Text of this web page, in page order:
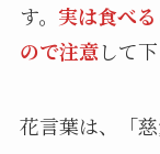
す。 実は食べ
ので注意して下
花言葉は、「慈